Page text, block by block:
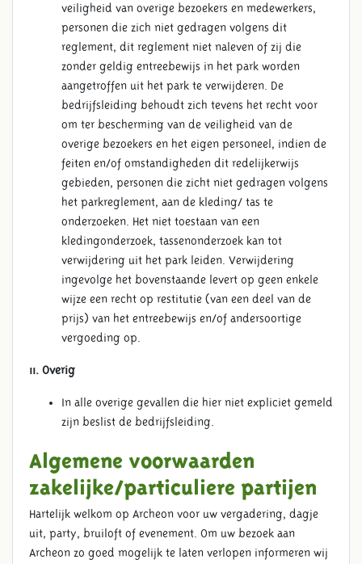
veiligheid van overige bezoekers en medewerkers,
personen die zich niet gedragen volgens dit
reglement, dit reglement niet naleven of zij die
zonder geldig entreebewijs in het park worden
aangetroffen uit het park te verwijderen. De
bedrijfsleiding behoudt zich tevens het recht voor
om ter bescherming van de veiligheid van de
overige bezoekers en het eigen personeel, indien de
feiten en/of omstandigheden dit redelijkerwijs
gebieden, personen die zicht niet gedragen volgens
het parkreglement, aan de kleding/ tas te
onderzoeken. Het niet toestaan van een
kledingonderzoek, tassenonderzoek kan tot
verwijdering uit het park leiden. Verwijdering
ingevolge het bovenstaande levert op geen enkele
wijze een recht op restitutie (van een deel van de
prijs) van het entreebewijs en/of andersoortige
vergoeding op.
11. Overig
In alle overige gevallen die hier niet expliciet gemeld
zijn beslist de bedrijfsleiding.
Algemene voorwaarden
zakelijke/particuliere partijen
Hartelijk welkom op Archeon voor uw vergadering, dagje
uit, party, bruiloft of evenement. Om uw bezoek aan
Archeon zo goed mogelijk te laten verlopen informeren wij